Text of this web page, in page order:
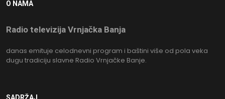
O NAMA
Radio televizija Vrnjačka Banja
danas emituje celodnevni program i baštini više od pola veka
dugu tradiciju slavne Radio Vrnjačke Banje.